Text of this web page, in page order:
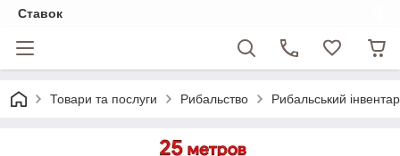
Ставок
Товари та послуги Рибальство Рибальський інвентар